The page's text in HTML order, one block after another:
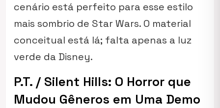
cenário está perfeito para esse estilo
mais sombrio de Star Wars. O material
conceitual está lá; falta apenas a luz
verde da Disney.
P.T. / Silent Hills: O Horror que
Mudou Gêneros em Uma Demo